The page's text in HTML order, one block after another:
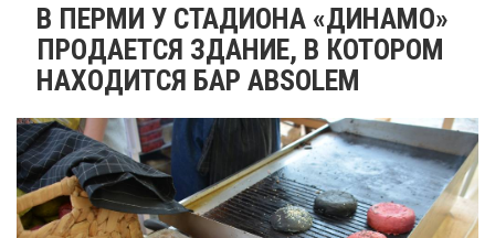
В ПЕРМИ У СТАДИОНА «ДИНАМО»
ПРОДАЕТСЯ ЗДАНИЕ, В КОТОРОМ
НАХОДИТСЯ БАР ABSOLEM